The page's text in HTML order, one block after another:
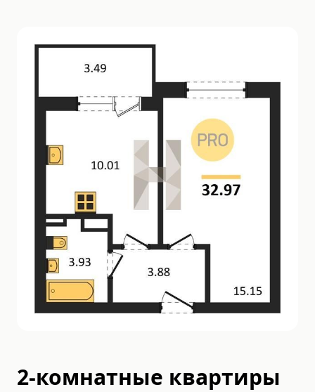
2-комнатные квартиры